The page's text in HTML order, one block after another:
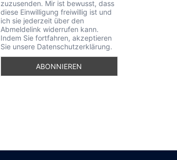
zuzusenden. Mir ist bewusst, dass
diese Einwilligung freiwillig ist und
ich sie jederzeit über den
Abmeldelink widerrufen kann.
Indem Sie fortfahren, akzeptieren
Sie unsere Datenschutzerklärung.